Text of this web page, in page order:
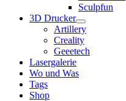
Sculpfun
3D Drucker
Artillery
Creality
Geeetech
Lasergalerie
Wo und Was
Tags
Shop